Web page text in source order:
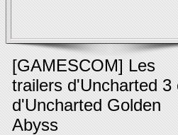
[GAMESCOM] Les
trailers d'Uncharted 3
d'Uncharted Golden
Abyss